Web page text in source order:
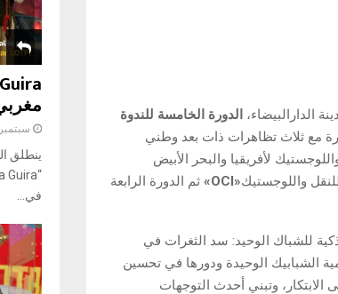
الدورة الخامسة للندوة
هذه الدورة مع ثلاث تظاهرات ذات بعد وطني
لأفريقيا والبحر الأبيض
واللوجستيك«OCI»
ثم الدورة الرابعة
للشباك الوحيد: سد الثغرات في
الشبابيك الوحيدة ودورها في تحسين
الابتكار، وتبني أحدث التوجهات
سبتمبر 12, 2025
ينطلق
في...